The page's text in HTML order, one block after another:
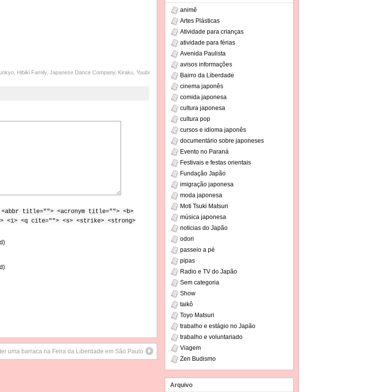
, Hibiki Family, Japanese Dance Company, Kiraku, Yuubi
title=""> <acronym title=""> <b>
<i> <q cite=""> <s> <strike> <strong>
uma barraca na Feira da Liberdade em São Paulo
animê
Artes Plásticas
Atividade para crianças
atividade para férias
Avenida Paulista
avisos informações
Bairro da Liberdade
cinema japonês
comida japonesa
cultura japonesa
cultura pop
cursos e idioma japonês
documentário sobre japoneses
Evento no Paraná
Festivais e festas orientais
Fundação Japão
imigração japonesa
moda japonesa
Moti Tsuki Matsuri
música japonesa
noticias do Japão
odori
passeio a pé
pipas
Radio e TV do Japão
Sem categoria
Show
taikô
Toyo Matsuri
trabalho e estágio no Japão
trabalho e voluntariado
Viagem
Zen Budismo
Arquivo